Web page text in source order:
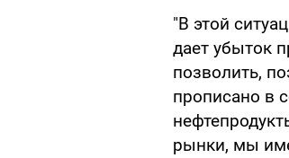
"В этой
дает убыток
позволить,
прописано в
рынки, мы